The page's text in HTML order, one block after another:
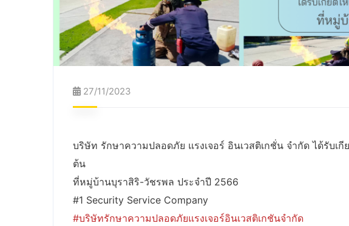
27/11/2023
บริษัท รักษาความปลอดภัย แรงเจอร์ อินเวสติเกชั่น จำกัด ได้รับเ
ต้น
ที่หมู่บ้านบุราสิริ-วัชรพล ประจำปี 2566
#1 Security Service Company
#บริษัทรักษาความปลอดภัยแรงเจอร์อินเวสติเกชันจำกัด